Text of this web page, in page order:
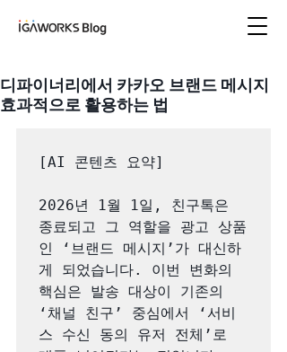
디파이너리에서 카카오 브랜드 메시지
효과적으로 활용하는 법
[AI 콘텐츠 요약]
2026년 1월 1일, 친구톡은
종료되고 그 역할을 광고 상품
인 ‘브랜드 메시지’가 대신하
게 되었습니다. 이번 변화의
핵심은 발송 대상이 기존의
‘채널 친구’ 중심에서 ‘서비
스 수신 동의 유저 전체’로